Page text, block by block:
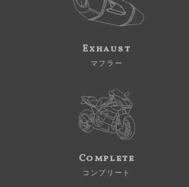
Exhaust
マフラー
Complete
コンプリート